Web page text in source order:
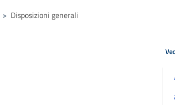
> Disposizioni generali